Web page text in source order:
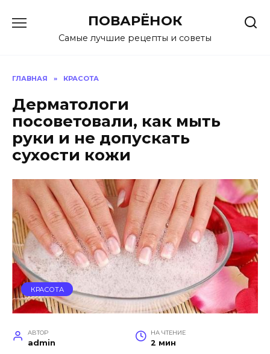
содержанию
ПОВАРЁНОК
Самые лучшие рецепты и советы
ГЛАВНАЯ » КРАСОТА
Дерматологи
посоветовали, как мыть
руки и не допускать
сухости кожи
КРАСОТА
АВТОР
admin
НА ЧТЕНИЕ
2 мин